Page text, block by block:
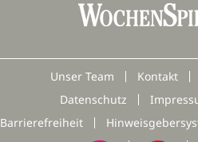
Unser Team Kontakt
Datenschutz
Barrierefreiheit